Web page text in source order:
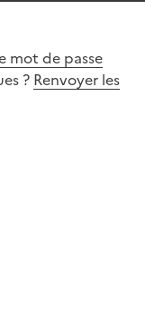
mot de passe
? Renvoyer les